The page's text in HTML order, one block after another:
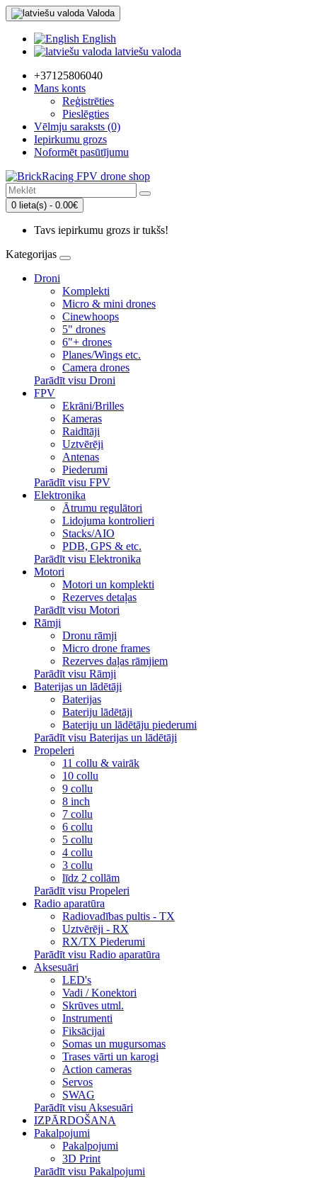
Valoda
English
latviešu valoda
+37125806040
Mans konts
Reģistrēties
Pieslēgties
Vēlmju saraksts (0)
Iepirkumu grozs
Noformēt pasūtījumu
0 lieta(s) - 0.00€
Tavs iepirkumu grozs ir tukšs!
Kategorijas
Droni
Komplekti
Micro & mini drones
Cinewhoops
5" drones
6"+ drones
Planes/Wings etc.
Camera drones
Parādīt visu Droni
FPV
Ekrāni/Brilles
Kameras
Raidītāji
Uztvērēji
Antenas
Piederumi
Parādīt visu FPV
Elektronika
Ātrumu regulātori
Lidojuma kontrolieri
Stacks/AIO
PDB, GPS & etc.
Parādīt visu Elektronika
Motori
Motori un komplekti
Rezerves detaļas
Parādīt visu Motori
Rāmji
Dronu rāmji
Micro drone frames
Rezerves daļas rāmjiem
Parādīt visu Rāmji
Baterijas un lādētāji
Baterijas
Bateriju lādētāji
Bateriju un lādētāju piederumi
Parādīt visu Baterijas un lādētāji
Propeleri
11 collu & vairāk
10 collu
9 collu
8 inch
7 collu
6 collu
5 collu
4 collu
3 collu
līdz 2 collām
Parādīt visu Propeleri
Radio aparatūra
Radiovadības pultis - TX
Uztvērēji - RX
RX/TX Piederumi
Parādīt visu Radio aparatūra
Aksesuāri
LED's
Vadi / Konektori
Skrūves utml.
Instrumenti
Fiksācijai
Somas un mugursomas
Trases vārti un karogi
Action cameras
Servos
SWAG
Parādīt visu Aksesuāri
IZPĀRDOŠANA
Pakalpojumi
Pakalpojumi
3D Print
Parādīt visu Pakalpojumi